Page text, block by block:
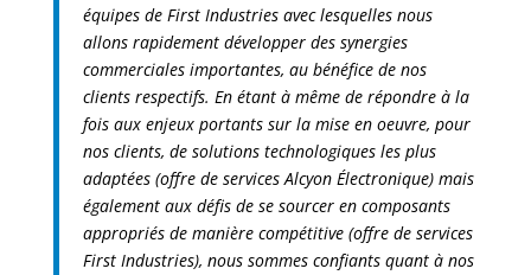
équipes de First Industries avec lesquelles nous
allons rapidement développer des synergies
commerciales importantes, au bénéfice de nos
clients respectifs. En étant à même de répondre à la
fois aux enjeux portants sur la mise en oeuvre, pour
nos clients, de solutions technologiques les plus
adaptées (offre de services Alcyon Électronique) mais
également aux défis de se sourcer en composants
appropriés de manière compétitive (offre de services
First Industries), nous sommes confiants quant à nos